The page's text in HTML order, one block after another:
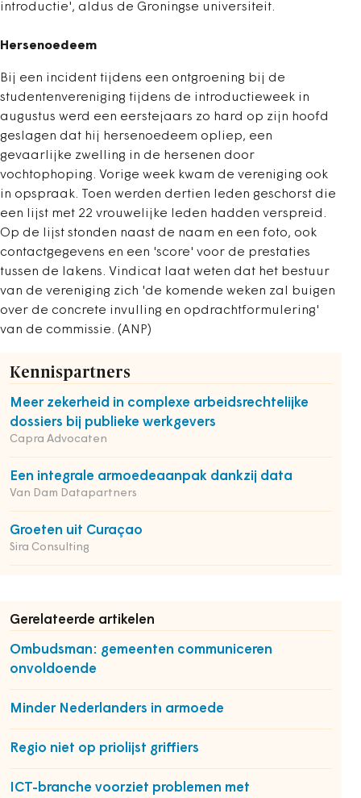
introductie', aldus de Groningse universiteit.
Hersenoedeem
Bij een incident tijdens een ontgroening bij de
studentenvereniging tijdens de introductieweek in
augustus werd een eerstejaars zo hard op zijn hoofd
geslagen dat hij hersenoedeem opliep, een
gevaarlijke zwelling in de hersenen door
vochtophoping. Vorige week kwam de vereniging ook
in opspraak. Toen werden dertien leden geschorst die
een lijst met 22 vrouwelijke leden hadden verspreid.
Op de lijst stonden naast de naam en een foto, ook
contactgegevens en een 'score' voor de prestaties
tussen de lakens. Vindicat laat weten dat het bestuur
van de vereniging zich 'de komende weken zal buigen
over de concrete invulling en opdrachtformulering'
van de commissie. (ANP)
Kennispartners
Meer zekerheid in complexe arbeidsrechtelijke
dossiers bij publieke werkgevers
Capra Advocaten
Een integrale armoedeaanpak dankzij data
Van Dam Datapartners
Groeten uit Curaçao
Sira Consulting
Gerelateerde artikelen
Ombudsman: gemeenten communiceren
onvoldoende
Minder Nederlanders in armoede
Regio niet op priolijst griffiers
ICT-branche voorziet problemen met